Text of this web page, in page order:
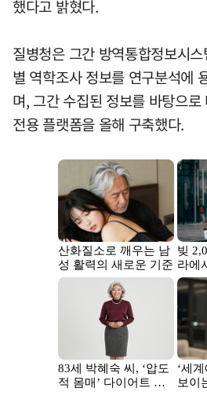
했다고 밝혔다.
질병청은 그간 방역통합정보시
별 역학조사 정보를 연구분석에
며, 그간 수집된 정보를 바탕으
전용 플랫폼을 올해 구축했다.